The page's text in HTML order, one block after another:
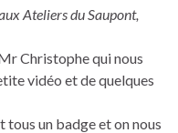
Ateliers du Saupont,
Christophe qui nous
vidéo et de quelques
un badge et on nous